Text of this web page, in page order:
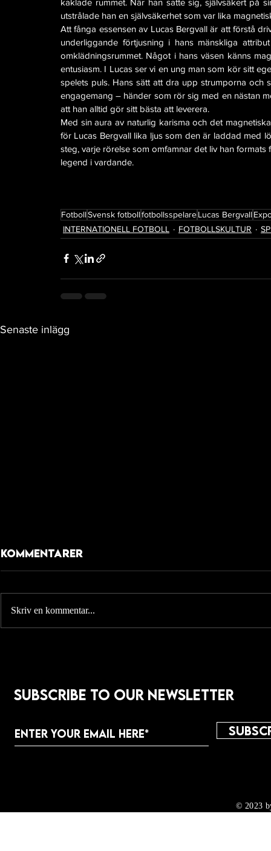
kaklade rummet. När han satte sig, självsäkert på
utstrålade han en självsäkerhet som var lika
Att fånga essensen av Lucas Bergvall är att förstå
underliggande förtjusning i hans mänskliga
omklädningsrummet. Något i hans väsen känns
entusiasm. I Lucas ser vi en ung man som kör sitt
spelets puls. Hans sätt att dra upp strumporna
engagemang – händer som rör sig med en nästan
att han alltid gör sitt bästa att leverera.
Med sin aura av naturlig karisma och det
för Lucas Bergvall lika ljus som den är laddad med
steg, varje rörelse som omfamnar det liv han
legend i vardande.
FotbollSvensk fotbollfotbollsspelareLucas Bergvall
INTERNATIONELL FOTBOLL
FOTBOLLSKULTUR
Senaste inlägg
Erövrar
Kommentarer
Skriv en kommentar...
Subscribe to Our Newsletter
© 2023